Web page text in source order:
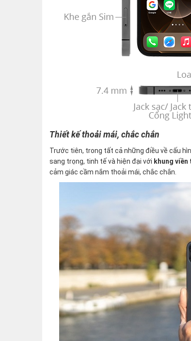
Thiết kế thoải mái, chắc chắn
Trước tiên, trong tất cả những điều về cấu
sang trọng, tinh tế và hiện đại với khung
cảm giác cầm nắm thoải mái, chắc chắn.